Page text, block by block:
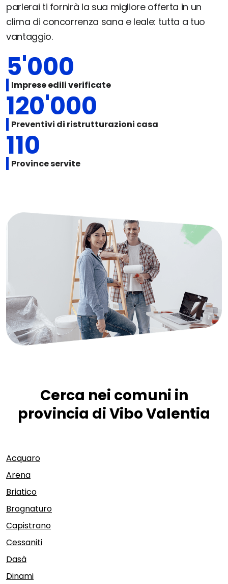
parlerai ti fornirà la sua migliore offerta in un
clima di concorrenza sana e leale: tutta a tuo
vantaggio.
5'000
Imprese edili verificate
120'000
Preventivi di ristrutturazioni casa
110
Province servite
Cerca nei comuni in
provincia di Vibo Valentia
Acquaro
Arena
Briatico
Brognaturo
Capistrano
Cessaniti
Dasà
Dinami